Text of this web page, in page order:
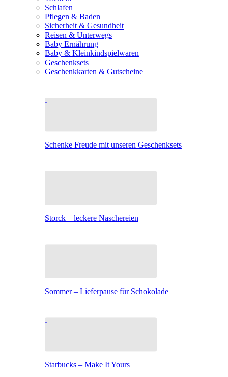
Schlafen
Pflegen & Baden
Sicherheit & Gesundheit
Reisen & Unterwegs
Baby Ernährung
Baby & Kleinkindspielwaren
Geschenksets
Geschenkkarten & Gutscheine
Schenke Freude mit unseren Geschenksets
Storck – leckere Naschereien
Sommer – Lieferpause für Schokolade
Starbucks – Make It Yours